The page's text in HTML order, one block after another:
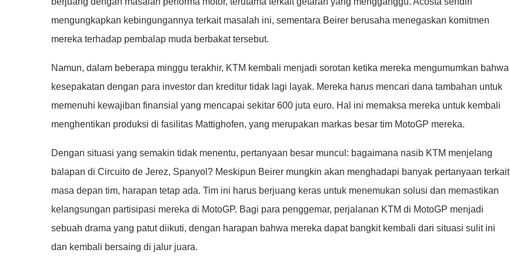
mengungkapkan kebingungannya terkait masalah ini, sementara Beirer berusaha menegaskan komitmen
mereka terhadap pembalap muda berbakat tersebut.
Namun, dalam beberapa minggu terakhir, KTM kembali menjadi sorotan ketika mereka mengumumkan bahwa
kesepakatan dengan para investor dan kreditur tidak lagi layak. Mereka harus mencari dana tambahan untuk
memenuhi kewajiban finansial yang mencapai sekitar 600 juta euro. Hal ini memaksa mereka untuk kembali
menghentikan produksi di fasilitas Mattighofen, yang merupakan markas besar tim MotoGP mereka.
Dengan situasi yang semakin tidak menentu, pertanyaan besar muncul: bagaimana nasib KTM menjelang
balapan di Circuito de Jerez, Spanyol? Meskipun Beirer mungkin akan menghadapi banyak pertanyaan terkait
masa depan tim, harapan tetap ada. Tim ini harus berjuang keras untuk menemukan solusi dan memastikan
kelangsungan partisipasi mereka di MotoGP. Bagi para penggemar, perjalanan KTM di MotoGP menjadi
sebuah drama yang patut diikuti, dengan harapan bahwa mereka dapat bangkit kembali dari situasi sulit ini
dan kembali bersaing di jalur juara.